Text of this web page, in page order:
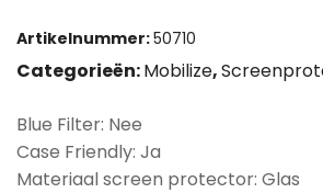
Artikelnummer:50710
Categorieën:Mobilize,
Blue Filter: Nee
Case Friendly: Ja
Materiaal screen protector: Glas